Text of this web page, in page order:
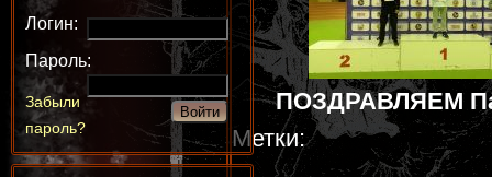
ПОЗДРАВЛЯЕМ
Метки:
Логин:
Пароль:
Забыли
пароль?